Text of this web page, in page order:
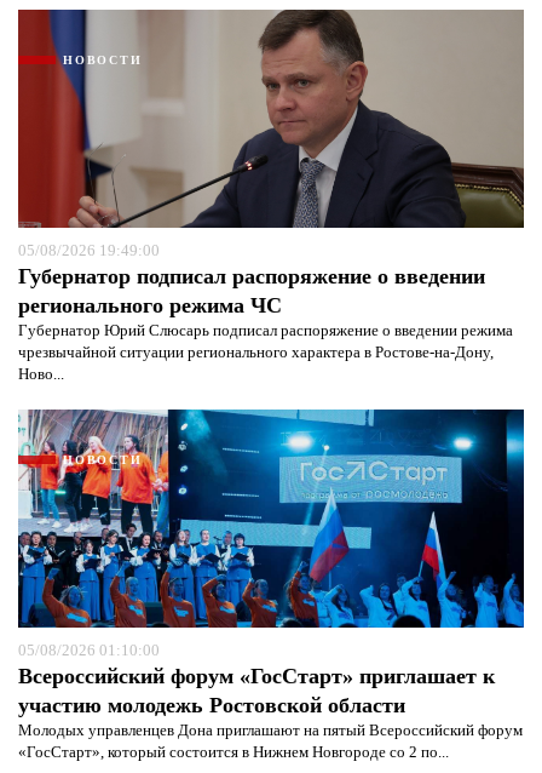
НОВОСТИ
05/08/2026 19:49:00
Губернатор подписал распоряжение о введении
регионального режима ЧС
Губернатор Юрий Слюсарь подписал распоряжение о введении режима
чрезвычайной ситуации регионального характера в Ростове-на-Дону,
Ново...
НОВОСТИ
05/08/2026 01:10:00
Всероссийский форум «ГосСтарт» приглашает к
участию молодежь Ростовской области
Молодых управленцев Дона приглашают на пятый Всероссийский форум
«ГосСтарт», который состоится в Нижнем Новгороде со 2 по...